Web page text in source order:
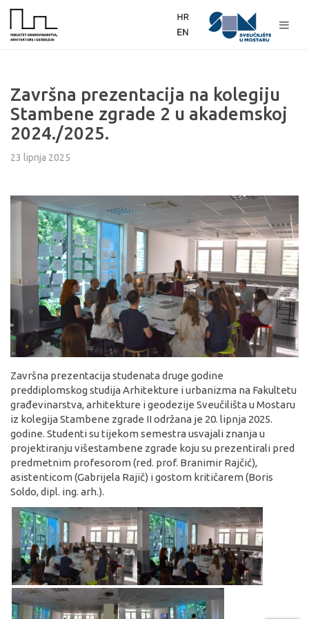
Završna prezentacija na kolegiju
Stambene zgrade 2 u akademskoj
2024./2025.
23 lipnja 2025
Završna prezentacija studenata druge godine
preddiplomskog studija Arhitekture i urbanizma na Fakultetu
građevinarstva, arhitekture i geodezije Sveučilišta u Mostaru
iz kolegija Stambene zgrade II održana je 20. lipnja 2025.
godine. Studenti su tijekom semestra usvajali znanja u
projektiranju višestambene zgrade koju su prezentirali pred
predmetnim profesorom (red. prof. Branimir Rajčić),
asistenticom (Gabrijela Rajič) i gostom kritičarem (Boris
Soldo, dipl. ing. arh.).